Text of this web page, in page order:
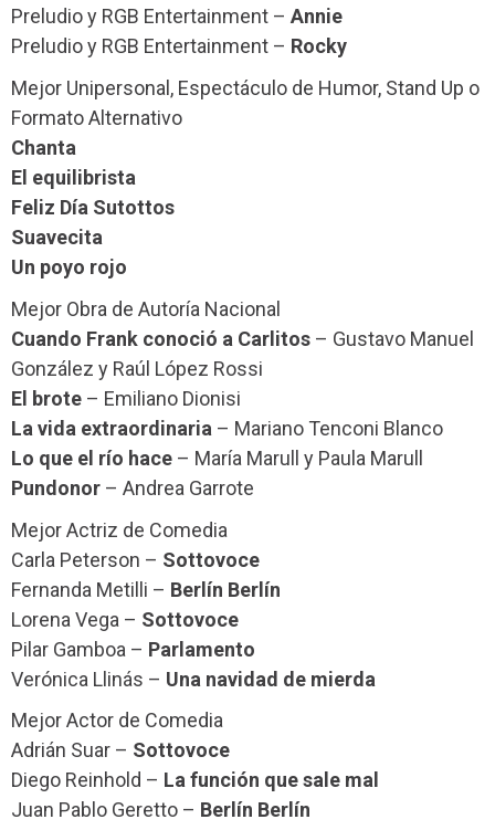
Preludio y RGB Entertainment – Annie
Preludio y RGB Entertainment – Rocky
Mejor Unipersonal, Espectáculo de Humor, Stand Up o
Formato Alternativo
Chanta
El equilibrista
Feliz Día Sutottos
Suavecita
Un poyo rojo
Mejor Obra de Autoría Nacional
Cuando Frank conoció a Carlitos – Gustavo Manuel
González y Raúl López Rossi
El brote – Emiliano Dionisi
La vida extraordinaria – Mariano Tenconi Blanco
Lo que el río hace – María Marull y Paula Marull
Pundonor – Andrea Garrote
Mejor Actriz de Comedia
Carla Peterson – Sottovoce
Fernanda Metilli – Berlín Berlín
Lorena Vega – Sottovoce
Pilar Gamboa – Parlamento
Verónica Llinás – Una navidad de mierda
Mejor Actor de Comedia
Adrián Suar – Sottovoce
Diego Reinhold – La función que sale mal
Juan Pablo Geretto – Berlín Berlín